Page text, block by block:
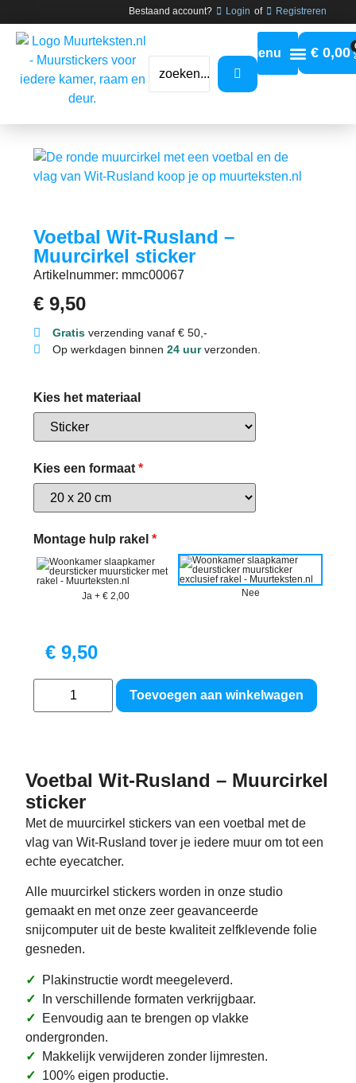
Bestaand account? Login of Registreren
€0,00
Voetbal Wit-Rusland –
Muurcirkel sticker
Artikelnummer: mmc00067
€ 9,50
Gratisverzending vanaf € 50,-
Op werkdagen binnen 24 uurverzonden.
Kies het materiaal
Kies een formaat *
Montage hulp rakel *
Ja + € 2,00 Nee
€ 9,50
Toevoegen aan winkelwagen
Voetbal Wit-Rusland – Muurcirkel
sticker
Met de muurcirkel stickers van een voetbal met de
vlag van Wit-Rusland tover je iedere muur om tot een
echte eyecatcher.
Alle muurcirkel stickers worden in onze studio
gemaakt en met onze zeer geavanceerde
snijcomputer uit de beste kwaliteit zelfklevende folie
gesneden.
✓ Plakinstructie wordt meegeleverd.
✓ In verschillende formaten verkrijgbaar.
✓ Eenvoudig aan te brengen op vlakke
ondergronden.
✓ Makkelijk verwijderen zonder lijmresten.
✓ 100% eigen productie.